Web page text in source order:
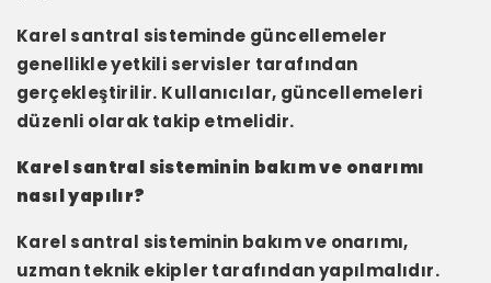
Karel santral sisteminde güncellemeler
genellikle yetkili servisler tarafından
gerçekleştirilir. Kullanıcılar, güncellemeleri
düzenli olarak takip etmelidir.
Karel santral sisteminin bakım ve onarımı
nasıl yapılır?
Karel santral sisteminin bakım ve onarımı,
uzman teknik ekipler tarafından yapılmalıdır.